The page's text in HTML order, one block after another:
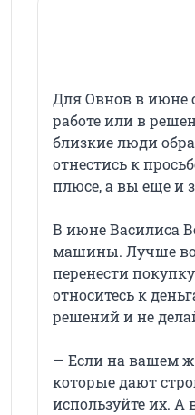
Для Овнов в июне
работе или в
близкие люди
отнестись к
плюсе, а вы еще и
В июне Василиса
машины. Лучше
перенести
относитесь к
решений и не
— Если на вашем
которые дают
используйте их. А